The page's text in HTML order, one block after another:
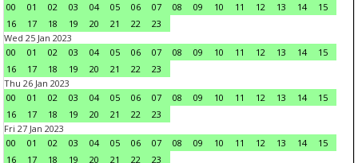
00
01 02 03 04 05 06 07 08 09 10 11 12 13 14
15
16
17 18 19 20 21 22
23
Wed 25 Jan 2023
00
01 02 03 04 05 06 07 08 09 10 11 12 13 14
15
16
17 18 19 20 21 22
23
Thu 26 Jan 2023
00
01 02 03 04 05 06 07 08 09 10 11 12 13 14
15
16
17 18 19 20 21 22
23
Fri 27 Jan 2023
00
01 02 03 04 05 06 07 08 09 10 11 12 13 14
15
16
17 18 19 20 21 22
23